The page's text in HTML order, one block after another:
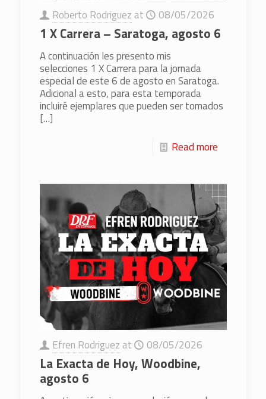
Roberto Rodriguez at 08/05/2026
1 X Carrera – Saratoga, agosto 6
A continuación les presento mis
selecciones 1 X Carrera para la jornada
especial de este 6 de agosto en Saratoga.
Adicional a esto, para esta temporada
incluiré ejemplares que pueden ser tomados
[…]
Read more
Efren Rodriguez at 08/05/2026
La Exacta de Hoy, Woodbine,
agosto 6